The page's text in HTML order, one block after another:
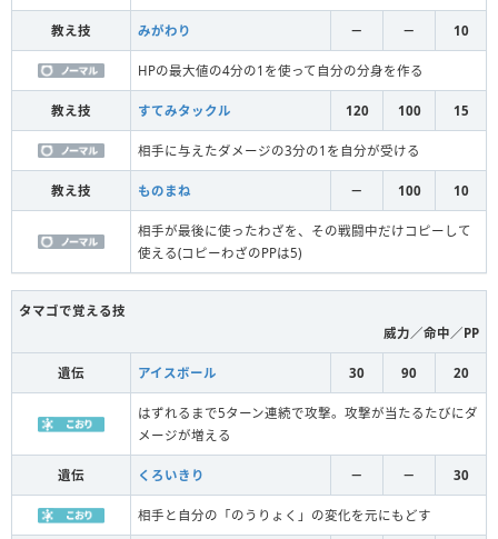
教え技 みがわり － － 10
HPの最大値の4分の1を使って自分の分身を作る
教え技 すてみタックル 120 100 15
相手に与えたダメージの3分の1を自分が受ける
教え技 ものまね － 100 10
相手が最後に使ったわざを、その戦闘中だけコピーして
使える(コピーわざのPPは5)
タマゴで覚える技
威力／命中／PP
遺伝 アイスボール 30 90 20
はずれるまで5ターン連続で攻撃。攻撃が当たるたびにダ
メージが増える
遺伝 くろいきり － － 30
相手と自分の「のうりょく」の変化を元にもどす